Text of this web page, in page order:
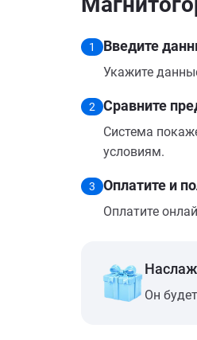
1 Введите
Укажите
2 Сравните
Система
условиям.
3 Оплатите и
Оплатите
Он